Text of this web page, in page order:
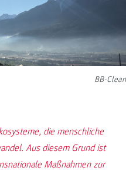
BB-Clean
die menschliche
Aus diesem Grund ist
Maßnahmen zur